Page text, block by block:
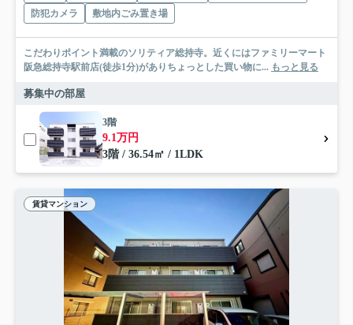
防犯カメラ
敷地内ごみ置き場
こだわりポイント満載のソリティア総持寺。近くにはファミリーマート
阪急総持寺駅前店(徒歩1分)がありちょっとした買い物に... もっと見る
募集中の部屋
3階
9.1万円
3階 / 36.54㎡ / 1LDK
賃貸マンション